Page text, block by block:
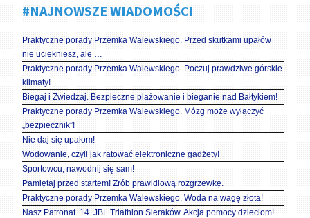
#NAJNOWSZE WIADOMOŚCI
Praktyczne porady Przemka Walewskiego. Przed skutkami upałów
nie uciekniesz, ale …
Praktyczne porady Przemka Walewskiego. Poczuj prawdziwe górskie
klimaty!
Biegaj i Zwiedzaj. Bezpieczne plażowanie i bieganie nad Bałtykiem!
Praktyczne porady Przemka Walewskiego. Mózg może wyłączyć
„bezpiecznik”!
Nie daj się upałom!
Wodowanie, czyli jak ratować elektroniczne gadżety!
Sportowcu, nawodnij się sam!
Pamiętaj przed startem! Zrób prawidłową rozgrzewkę.
Praktyczne porady Przemka Walewskiego. Woda na wagę złota!
Nasz Patronat. 14. JBL Triathlon Sieraków. Akcja pomocy dzieciom!